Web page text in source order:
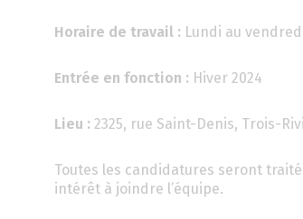
Horaire de travail : Lundi au
Entrée en fonction : Hiver 2024
Lieu : 2325, rue Saint-Denis, Trois-
Toutes les candidatures seront
intérêt à joindre l’équipe.